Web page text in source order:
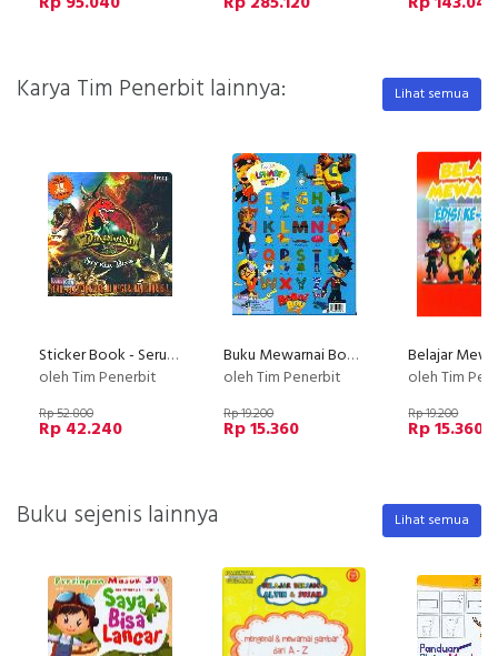
Karya Tim Penerbit lainnya: Lihat semua
Sticker Book - Seru Berpetualangan Di Negeri Dinosaurus
oleh Tim Penerbit
Rp 52.800
Rp 42.240
Buku Mewarnai Boboi Boy
oleh Tim Penerbit
Rp 19.200
Rp 15.360
oleh Tim
Rp 19.200
Rp 15.360
Buku sejenis lainnya Lihat semua